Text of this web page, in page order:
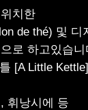
치한
de thé) 및 디
로 하고있습니
[A Little
, 휘낭시에 등